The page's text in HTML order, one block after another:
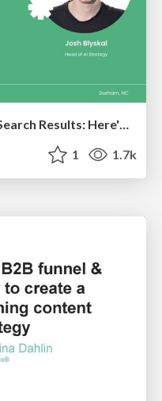
We Analyzed 250 Million AI Search Results: Here's What I Found
1 1.7k